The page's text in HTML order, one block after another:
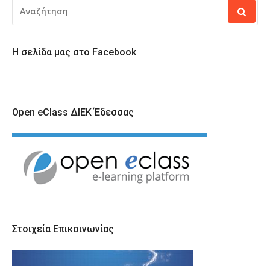
ΓΙΑ:
Η σελίδα μας στο Facebook
Open eClass ΔΙΕΚ Έδεσσας
Στοιχεία Επικοινωνίας